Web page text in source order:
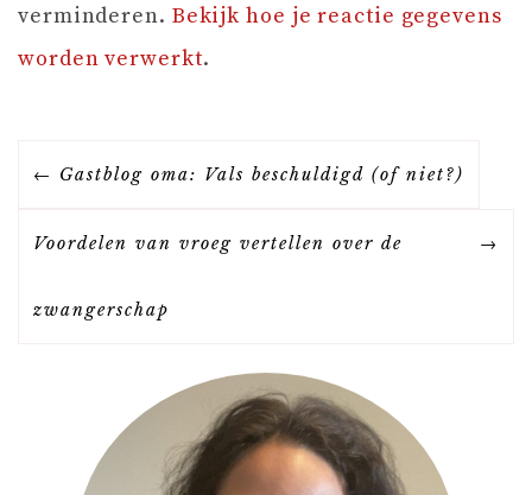
verminderen. Bekijk hoe je reactie gegevens
worden verwerkt.
B
E
R
Gastblog oma: Vals beschuldigd (of niet?)
Voordelen van vroeg vertellen over de
zwangerschap